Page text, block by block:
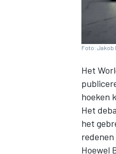
WEC
Foto: Jakob
Het
hoeken
Het
het
Hoewel